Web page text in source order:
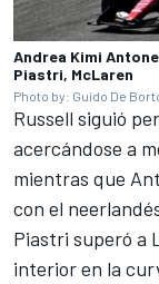
Andrea Kimi
Piastri, McLaren
Photo by: Guido De
Russell siguió
acercándose a
mientras que
con el
Piastri superó a
interior en la